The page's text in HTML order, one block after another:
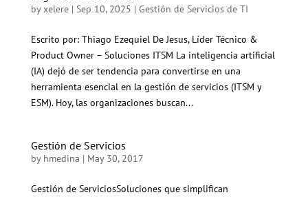
byxelere| Sep 10, 2025 | Gestión de Servicios de TI
Escrito por: Thiago Ezequiel De Jesus, Líder Técnico &
Product Owner – Soluciones ITSM La inteligencia artificial
(IA) dejó de ser tendencia para convertirse en una
herramienta esencial en la gestión de servicios (ITSM y
ESM). Hoy, las organizaciones buscan...
Gestión de Servicios
by hmedina | May 30, 2017
Gestión de ServiciosSoluciones que simplifican